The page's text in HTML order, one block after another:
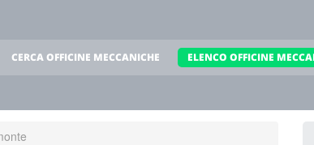
CERCA OFFICINE MECCANICHE ELENCO OFFICINE